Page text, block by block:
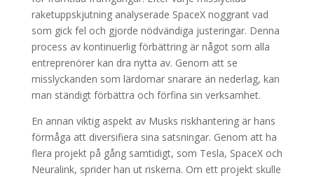
raketuppskjutning analyserade SpaceX noggrant vad
som gick fel och gjorde nödvändiga justeringar. Denna
process av kontinuerlig förbättring är något som alla
entreprenörer kan dra nytta av. Genom att se
misslyckanden som lärdomar snarare än nederlag, kan
man ständigt förbättra och förfina sin verksamhet.
En annan viktig aspekt av Musks riskhantering är hans
förmåga att diversifiera sina satsningar. Genom att ha
flera projekt på gång samtidigt, som Tesla, SpaceX och
Neuralink, sprider han ut riskerna. Om ett projekt skulle